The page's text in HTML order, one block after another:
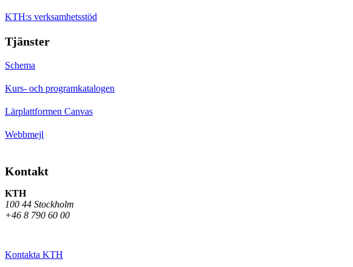
KTH:s verksamhetsstöd
Tjänster
Schema
Kurs- och programkatalogen
Lärplattformen Canvas
Webbmejl
Kontakt
KTH
100 44 Stockholm
+46 8 790 60 00
Kontakta KTH